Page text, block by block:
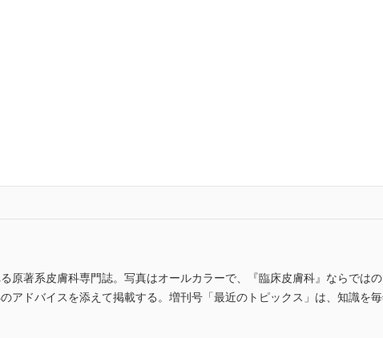
原著系皮膚科専門誌。写真はオールカラーで、『臨床皮膚科』ならでは
アドバイスを添えて掲載する。増刊号「最近のトピックス」は、知識を